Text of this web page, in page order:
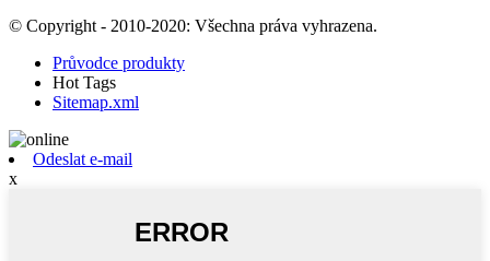
© Copyright - 2010-2020: Všechna práva vyhrazena.
Průvodce produkty
Hot Tags
Sitemap.xml
Odeslat e-mail
x